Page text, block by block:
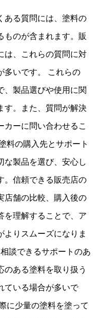
ある質問には、塗料の
ものが含まれます。販
は、これらの質問に対
多いです。 これらの
、製品選びや使用に関
す。また、質問が解決
カーに問い合わせるこ
料の購入先とサポート
な製品を選び、安心し
。信頼できる販売店の
店舗の比較、購入後の
を理解することで、ア
よりスムーズになりま
談できるサポートのあ
のある塗料を取り扱う
ている場合が多いで
に少量の塗料を塗って